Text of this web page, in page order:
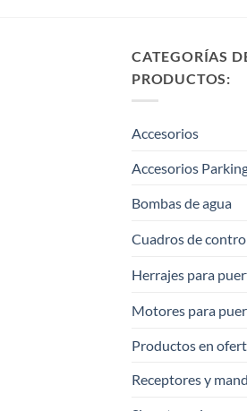
CATEGORÍAS
PRODUCTOS:
Accesorios
Accesorios
Bombas de agua
Cuadros de
Herrajes para
Motores para
Productos en
Receptores y